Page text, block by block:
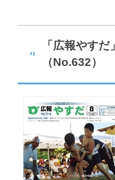
子育て
就職・退職
お悔やみ
い
「広報やす
（No.632）